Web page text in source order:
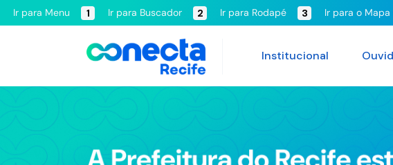
Ir para Menu 1 Ir para Buscador 2 Ir para Rodapé 3 Ir para o Mapa
Institucional